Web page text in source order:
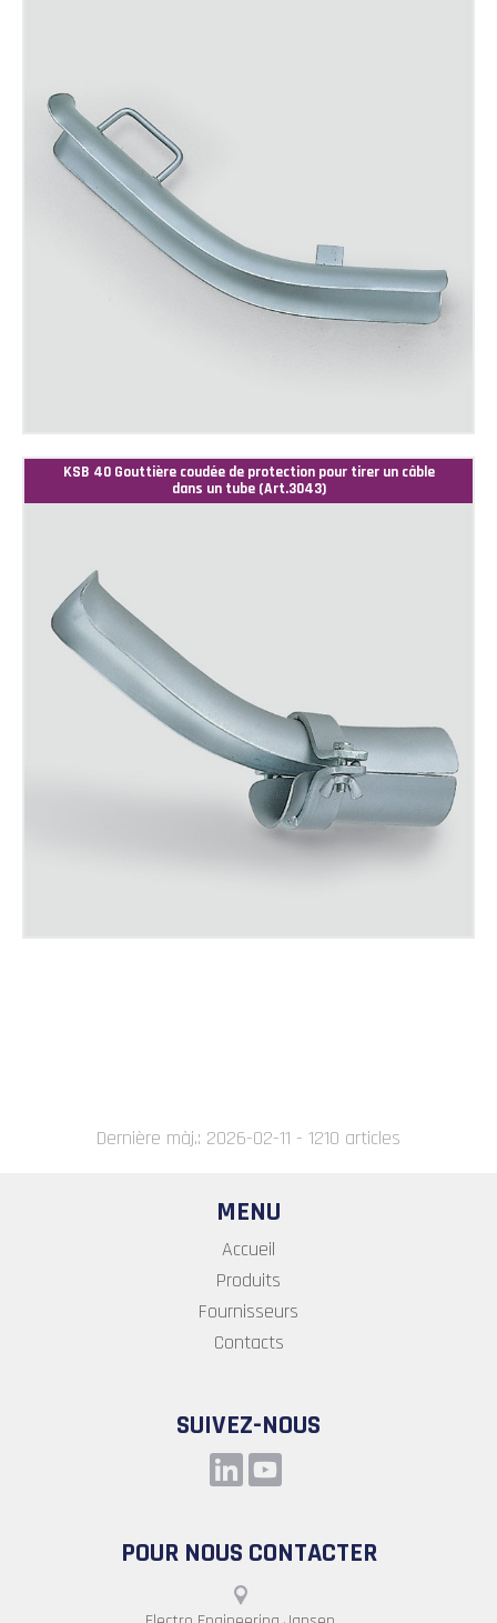
KSB 40 Gouttière coudée de protection pour tirer un câble
dans un tube (Art.3043)
Dernière màj.: 2026-02-11 - 1210 articles
MENU
Accueil
Produits
Fournisseurs
Contacts
SUIVEZ-NOUS
POUR NOUS CONTACTER